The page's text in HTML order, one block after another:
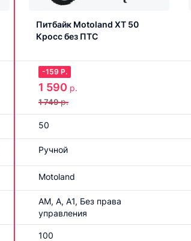
Питбайк Motoland ХТ 50
Кросс без ПТС
-159 Р.
1 590 р.
1 749 р.
50
Ручной
Motoland
АМ, A, А1, Без права
управления
100